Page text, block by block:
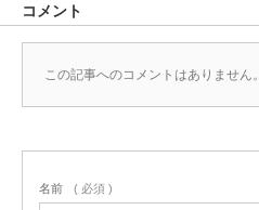
コメント
この記事へのコメントはありません。
名前 ( 必須 )